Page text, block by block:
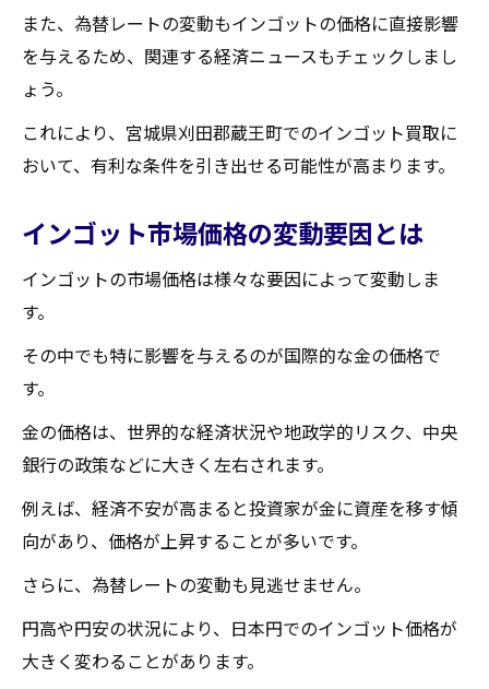
ト
インゴット買取の際に避けるべき落とし穴
信頼できる買取業者の見極め方
インゴット買取契約時の注意事項
買取時に確認すべき重要ポイント
インゴット買取の失敗を防ぐためのヒント
地元業者の評判を調べる方法
地域密着型業者の利点と注意点
オンライン評価と口コミの活用法
地域に根ざした業者の選び方
地元での成功事例から学ぶ買取業者選び
インゴット買取で得するための事前準備とは
効果的な事前準備で高価買取を目指す
また、為替レートの変動もインゴットの価格に直接影響
を与えるため、関連する経済ニュースもチェックしまし
ょう。
これにより、宮城県刈田郡蔵王町でのインゴット買取に
おいて、有利な条件を引き出せる可能性が高まります。
インゴット市場価格の変動要因とは
インゴットの市場価格は様々な要因によって変動しま
す。
その中でも特に影響を与えるのが国際的な金の価格で
す。
金の価格は、世界的な経済状況や地政学的リスク、中央
銀行の政策などに大きく左右されます。
例えば、経済不安が高まると投資家が金に資産を移す傾
向があり、価格が上昇することが多いです。
さらに、為替レートの変動も見逃せません。
円高や円安の状況により、日本円でのインゴット価格が
大きく変わることがあります。